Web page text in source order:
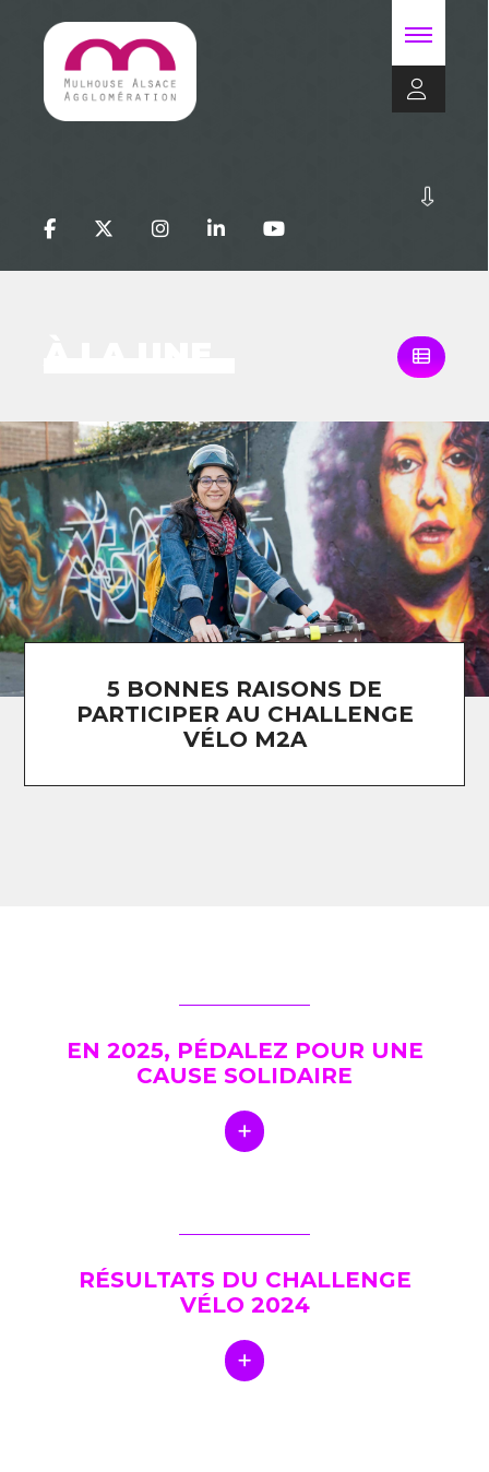
5 BONNES RAISONS DE
PARTICIPER AU CHALLENGE
VÉLO M2A
EN 2025, PÉDALEZ POUR UNE
CAUSE SOLIDAIRE
RÉSULTATS DU CHALLENGE
VÉLO 2024